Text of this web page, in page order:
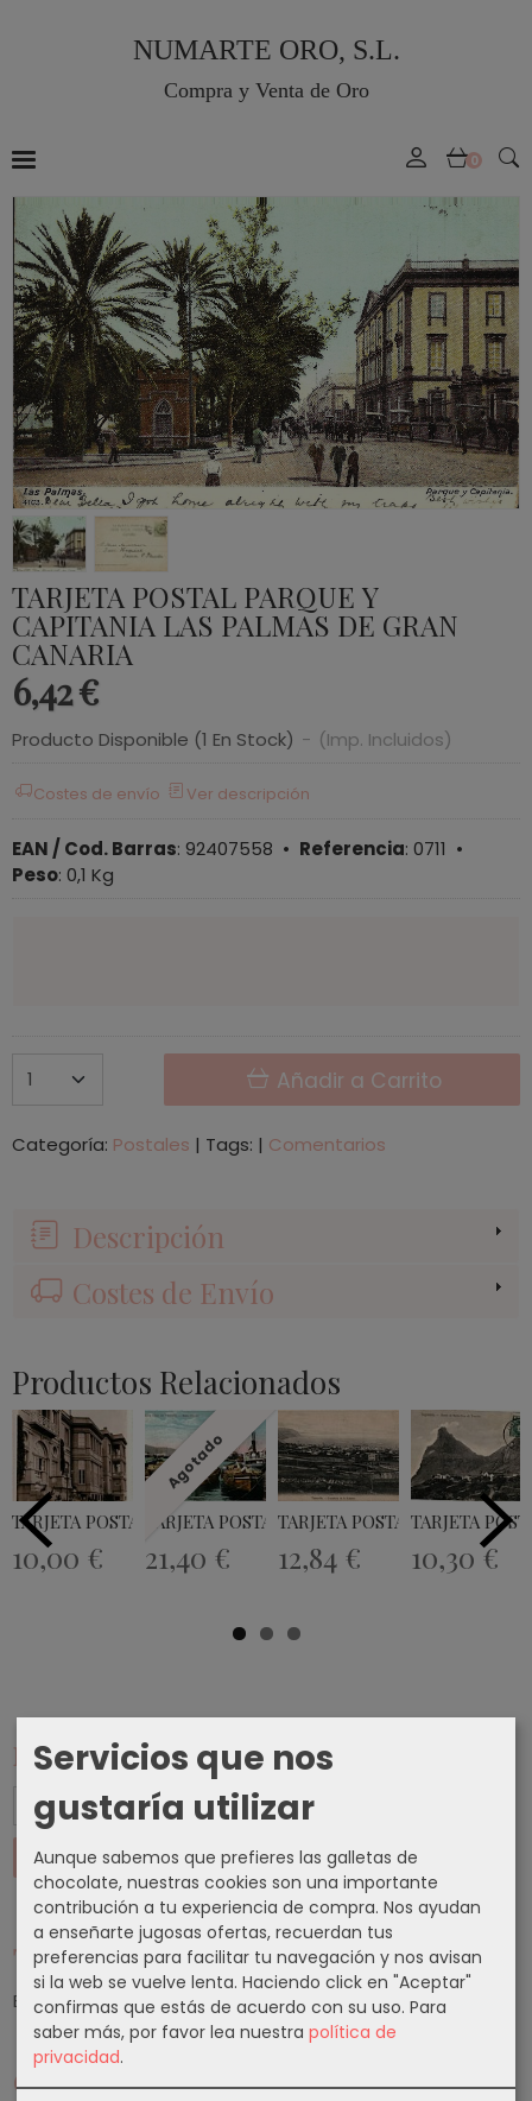
NUMARTE ORO, S.L.
Compra y Venta de Oro
0
Marcas
Tu Carrito (0)
El carrito de la compra está vacío
Cupones
TARJETA POSTAL PARQUE Y
CAPITANIA LAS PALMAS DE GRAN
CANARIA
6,42 €
Producto Disponible (1 En Stock) - (Imp. Incluidos)
Costes de envío Ver descripción
EAN / Cod. Barras: 92407558 • Referencia: 0711 •
Peso: 0,1 Kg
Añadir a Carrito
Categoría: Postales | Tags: | Comentarios
Descripción
Costes de Envío
Productos Relacionados
TARJETA POSTAL PUERTO DE LA CRUZ -...
10,00 €
Agotado
TARJETA POSTAL SANTA CRUZ DE...
21,40 €
TARJETA POSTAL
12,84 €
TARJETA
10,30 €
Servicios que nos
gustaría utilizar
Aunque sabemos que prefieres las galletas de
chocolate, nuestras cookies son una importante
contribución a tu experiencia de compra. Nos ayudan
a enseñarte jugosas ofertas, recuerdan tus
preferencias para facilitar tu navegación y nos avisan
si la web se vuelve lenta. Haciendo click en "Aceptar"
confirmas que estás de acuerdo con su uso. Para
saber más, por favor lea nuestra política de
privacidad.